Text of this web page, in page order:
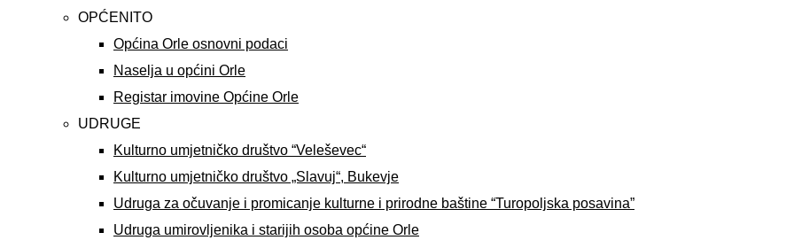
OPĆENITO
Općina Orle osnovni podaci
Naselja u općini Orle
Registar imovine Općine Orle
UDRUGE
Kulturno umjetničko društvo “Veleševec“
Kulturno umjetničko društvo „Slavuj“, Bukevje
Udruga za očuvanje i promicanje kulturne i prirodne baštine “Turopoljska posavina”
Udruga umirovljenika i starijih osoba općine Orle